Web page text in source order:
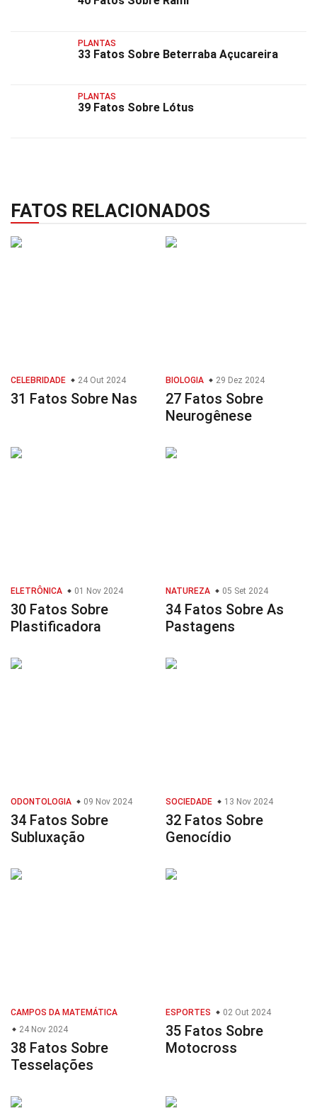
PLANTAS
33 Fatos Sobre Beterraba Açucareira
PLANTAS
39 Fatos Sobre Lótus
FATOS RELACIONADOS
CELEBRIDADE 24 Out 2024
31 Fatos Sobre Nas
BIOLOGIA 29 Dez 2024
27 Fatos Sobre
Neurogênese
ELETRÔNICA 01 Nov 2024
30 Fatos Sobre
Plastificadora
NATUREZA 05 Set 2024
34 Fatos Sobre As
Pastagens
ODONTOLOGIA 09 Nov 2024
34 Fatos Sobre
Subluxação
SOCIEDADE 13 Nov 2024
32 Fatos Sobre
Genocídio
CAMPOS DA MATEMÁTICA
24 Nov 2024
38 Fatos Sobre
Tesselações
ESPORTES 02 Out 2024
35 Fatos Sobre
Motocross